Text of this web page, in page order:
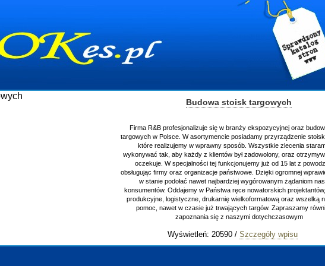
Budowa stoisk targowych
Firma R&B profesjonalizuje się w branży ekspozycyjnej oraz
targowych w Polsce. W asortymencie posiadamy przyrządzenie
które realizujemy w wprawny sposób. Wszystkie zlecenia
wykonywać tak, aby każdy z klientów był zadowolony, oraz
oczekuje. W specjalności tej funkcjonujemy już od 15 lat z
obsługując firmy oraz organizacje państwowe. Dzięki ogromnej
w stanie podołać nawet najbardziej wygórowanym żądaniom
konsumentów. Oddajemy w Państwa ręce nowatorskich
produkcyjne, logistyczne, drukarnię wielkoformatową oraz wszelką
pomoc, nawet w czasie już trwających targów. Zapraszamy
zapoznania się z naszymi dotychczasowym
Wyświetleń: 20590 / Szczegóły wpisu